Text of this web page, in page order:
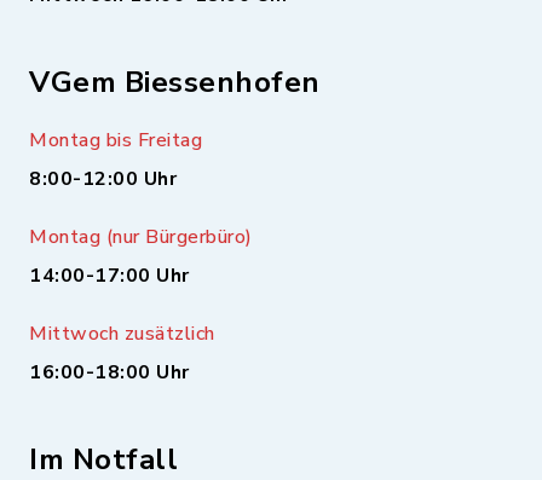
VGem Biessenhofen
Montag bis Freitag
8:00-12:00 Uhr
Montag (nur Bürgerbüro)
14:00-17:00 Uhr
Mittwoch zusätzlich
16:00-18:00 Uhr
Im Notfall